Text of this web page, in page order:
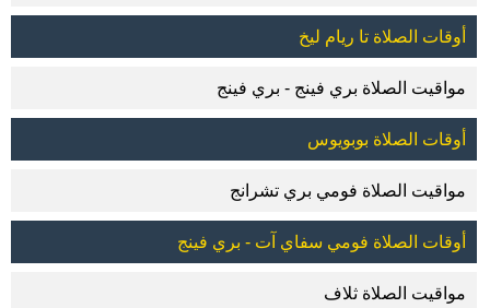
أوقات الصلاة تا ريام ليخ
مواقيت الصلاة بري فينج - بري فينج
أوقات الصلاة بوبويوس
مواقيت الصلاة فومي بري تشرانج
أوقات الصلاة فومي سفاي آت - بري فينج
مواقيت الصلاة ثلاف